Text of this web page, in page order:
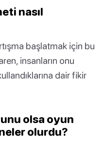
nasıl
başlatmak için bu
insanların onu
dair fikir
olsa oyun
olurdu?